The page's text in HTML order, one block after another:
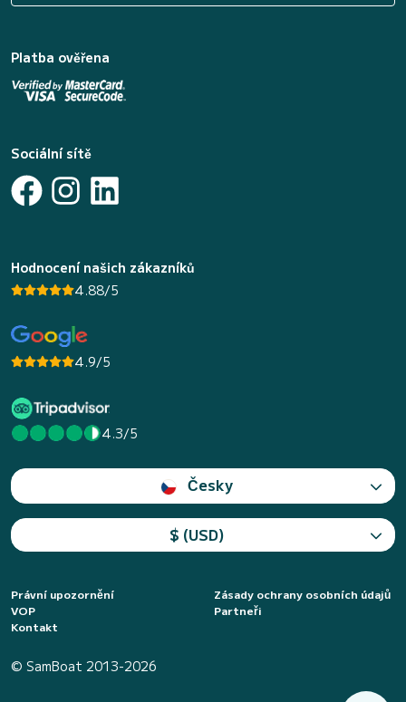
Platba ověřena
Sociální sítě
Hodnocení našich zákazníků
4.88/5
4.9/5
4.3/5
Česky
$ (USD)
Právní upozornění
Zásady ochrany osobních údajů
VOP
Partneři
Kontakt
© SamBoat 2013-2026